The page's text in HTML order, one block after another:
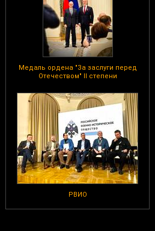
Медаль ордена "За заслуги перед
Отечеством" II степени
РВИО